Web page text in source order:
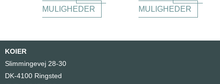
MULIGHEDER
MULIGHEDER
KOIER
Slimmingevej 28-30
DK-4100 Ringsted